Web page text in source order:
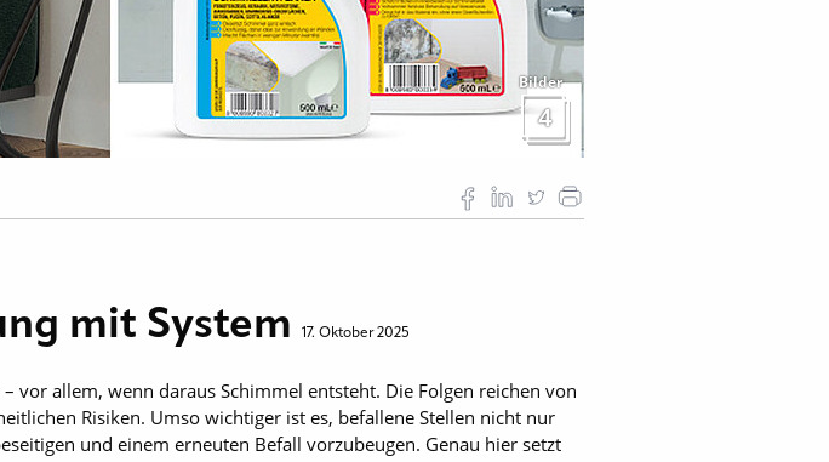
Bilder
4
mit System 17. Oktober 2025
vor allem, wenn daraus Schimmel entsteht. Die Folgen reichen von
Risiken. Umso wichtiger ist es, befallene Stellen nicht nur
und einem erneuten Befall vorzubeugen. Genau hier setzt